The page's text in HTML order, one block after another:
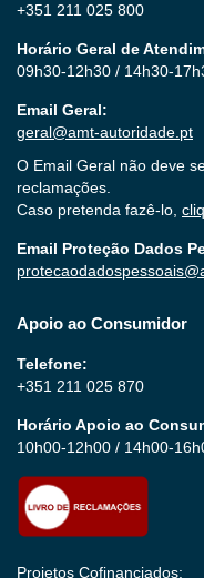
+351 211 025 800
Horário Geral de
09h30-12h30 / 14h30-
Email Geral:
geral@amt-autoridade.pt
O Email Geral não deve
reclamações.
Caso pretenda fazê-lo,
Email Proteção Dados
Apoio ao Consumidor
Telefone:
+351 211 025 870
Horário Apoio ao
10h00-12h00 / 14h00-
Projetos Cofinanciados: